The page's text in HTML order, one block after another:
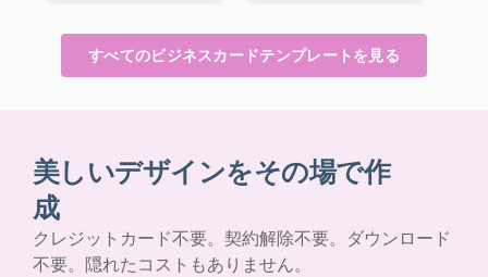
すべてのビジネスカードテンプレートを見る
美しいデザインをその場で作
成
クレジットカード不要。契約解除不要。ダウンロード
不要。隠れたコストもありません。